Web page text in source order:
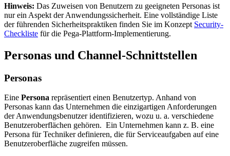
Hinweis: Das Zuweisen von Benutzern zu geeigneten Personas ist
nur ein Aspekt der Anwendungssicherheit. Eine vollständige Liste
der führenden Sicherheitspraktiken finden Sie im Konzept Security-
Checkliste für die Pega-Plattform-Implementierung.
Personas und Channel-Schnittstellen
Personas
Eine Persona repräsentiert einen Benutzertyp. Anhand von
Personas kann das Unternehmen die einzigartigen Anforderungen
der Anwendungsbenutzer identifizieren, wozu u. a. verschiedene
Benutzeroberflächen gehören. Ein Unternehmen kann z. B. eine
Persona für Techniker definieren, die für Serviceaufgaben auf eine
Benutzeroberfläche zugreifen müssen.